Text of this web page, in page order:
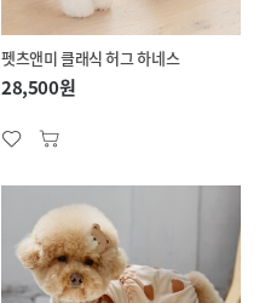
펫츠앤미 클래식 허그 하네스
28,500원